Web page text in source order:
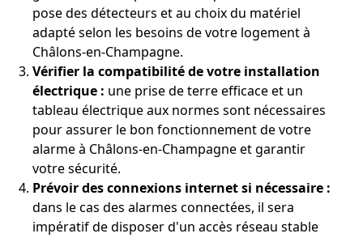
pose des détecteurs et au choix du matériel
adapté selon les besoins de votre logement à
Châlons-en-Champagne.
Vérifier la compatibilité de votre installation
électrique : une prise de terre efficace et un
tableau électrique aux normes sont nécessaires
pour assurer le bon fonctionnement de votre
alarme à Châlons-en-Champagne et garantir
votre sécurité.
Prévoir des connexions internet si nécessaire :
dans le cas des alarmes connectées, il sera
impératif de disposer d'un accès réseau stable